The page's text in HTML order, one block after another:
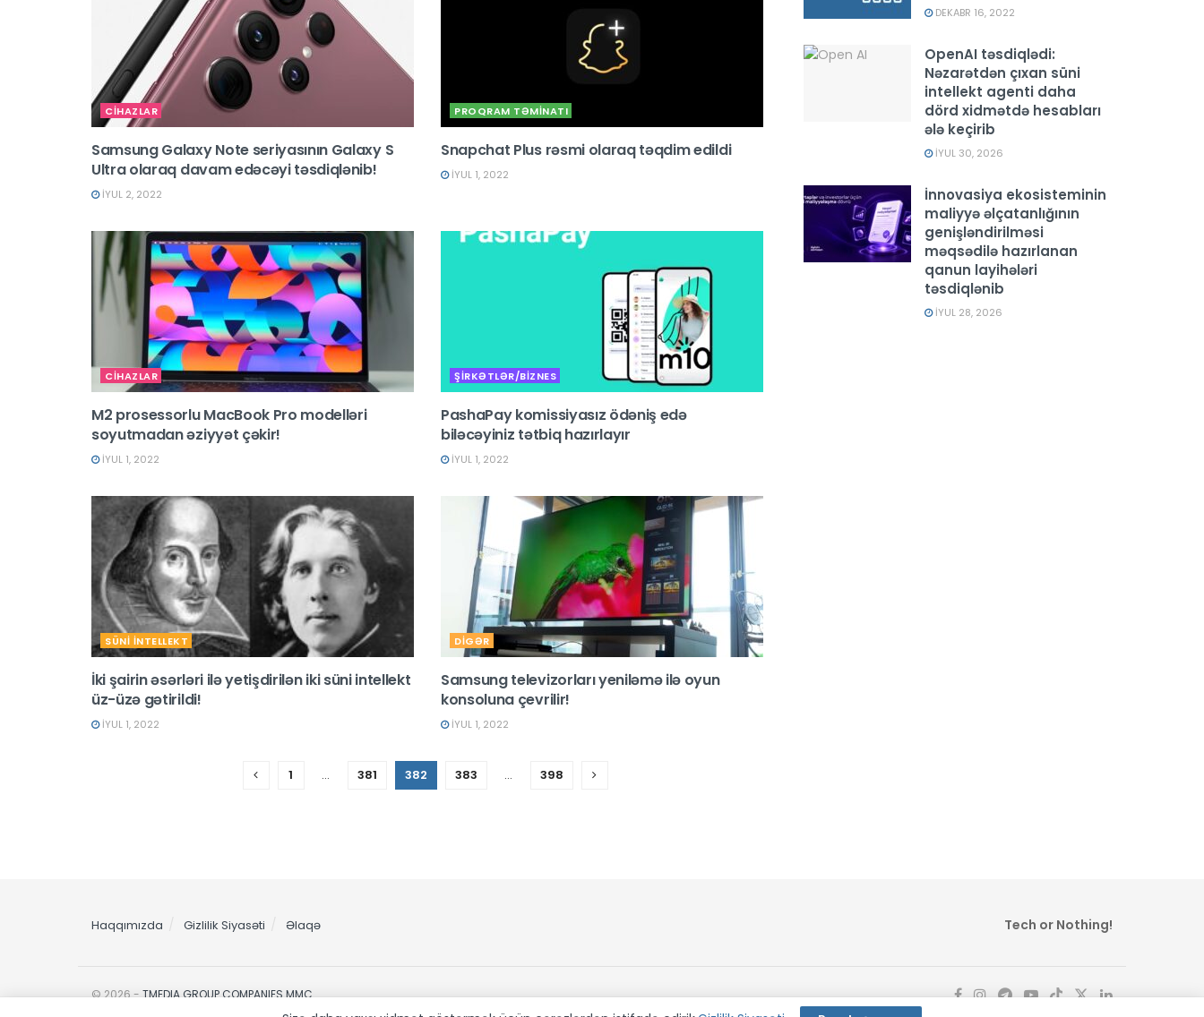
CİHAZLAR
Samsung Galaxy Note seriyasının Galaxy S
Ultra olaraq davam edəcəyi təsdiqlənib!
İYUL 2, 2022
PROQRAM TƏMİNATI
Snapchat Plus rəsmi olaraq təqdim edildi
İYUL 1, 2022
CİHAZLAR
M2 prosessorlu MacBook Pro modelləri
soyutmadan əziyyət çəkir!
İYUL 1, 2022
ŞİRKƏTLƏR/BİZNES
PashaPay komissiyasız ödəniş edə
biləcəyiniz tətbiq hazırlayır
İYUL 1, 2022
SÜNİ İNTELLEKT
İki şairin əsərləri ilə yetişdirilən iki süni intellekt
üz-üzə gətirildi!
İYUL 1, 2022
DİGƏR
Samsung televizorları yeniləmə ilə oyun
konsoluna çevrilir!
İYUL 1, 2022
1 … 381 382 383 … 398
DEKABR 16, 2022
OpenAI təsdiqlədi:
Nəzarətdən çıxan süni
intellekt agenti daha
dörd xidmətdə hesabları
ələ keçirib
İYUL 30, 2026
İnnovasiya ekosisteminin
maliyyə əlçatanlığının
genişləndirilməsi
məqsədilə hazırlanan
qanun layihələri
təsdiqlənib
İYUL 28, 2026
Haqqımızda Gizlilik Siyasəti Əlaqə Tech or Nothing!
© 2026 -TMEDIA GROUP COMPANIES MMC